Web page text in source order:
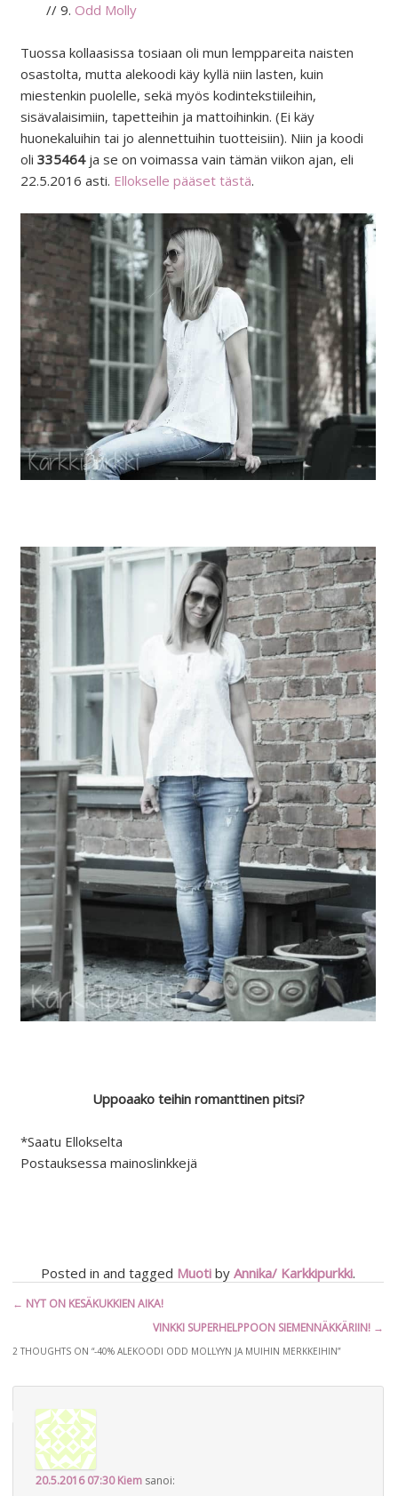
// 9. Odd Molly
Tuossa kollaasissa tosiaan oli mun lemppareita naisten
osastolta, mutta alekoodi käy kyllä niin lasten, kuin
miestenkin puolelle, sekä myös kodintekstiileihin,
sisävalaisimiin, tapetteihin ja mattoihinkin. (Ei käy
huonekaluihin tai jo alennettuihin tuotteisiin). Niin ja koodi
oli 335464ja se on voimassa vain tämän viikon ajan, eli
22.5.2016 asti. Ellokselle pääset tästä.
Uppoaako teihin romanttinen pitsi?
*Saatu Ellokselta
Postauksessa mainoslinkkejä
Posted in and tagged Muoti byAnnika/ Karkkipurkki.
Artikkelien
← NYT ON KESÄKUKKIEN AIKA!
VINKKI SUPERHELPPOON SIEMENNÄKKÄRIIN! →
2 THOUGHTS ON “-40% ALEKOODI ODD MOLLYYN JA MUIHIN MERKKEIHIN”
20.5.2016 07:30 Kiem sanoi: